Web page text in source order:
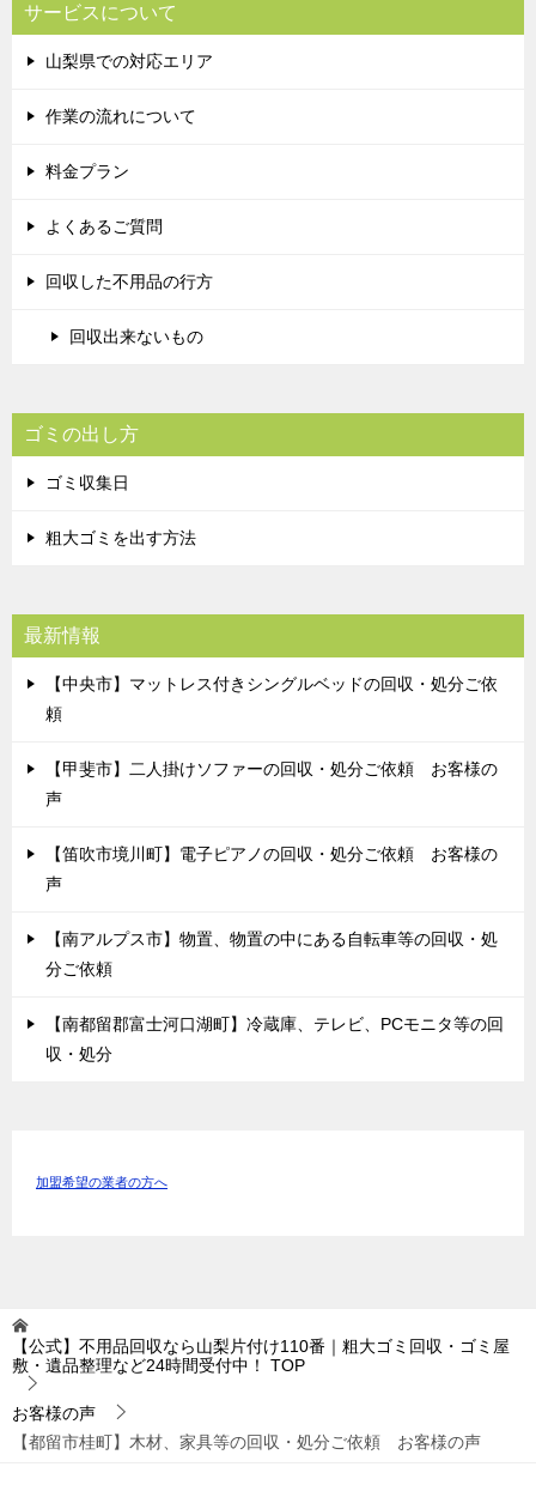
サービスについて
山梨県での対応エリア
作業の流れについて
料金プラン
よくあるご質問
回収した不用品の行方
回収出来ないもの
ゴミの出し方
ゴミ収集日
粗大ゴミを出す方法
最新情報
【中央市】マットレス付きシングルベッドの回収・処分ご依
頼
【甲斐市】二人掛けソファーの回収・処分ご依頼 お客様の
声
【笛吹市境川町】電子ピアノの回収・処分ご依頼 お客様の
声
【南アルプス市】物置、物置の中にある自転車等の回収・処
分ご依頼
【南都留郡富士河口湖町】冷蔵庫、テレビ、PCモニタ等の回
収・処分
加盟希望の業者の方へ
【公式】不用品回収なら山梨片付け110番｜粗大ゴミ回収・ゴミ屋
敷・遺品整理など24時間受付中！
TOP
お客様の声
【都留市桂町】木材、家具等の回収・処分ご依頼 お客様の声